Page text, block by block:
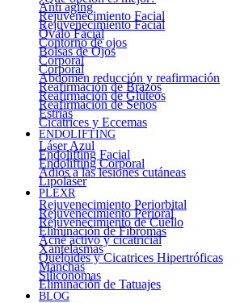
Anti aging
Rejuvenecimiento Facial
Rejuvenecimiento Facial
Óvalo Facial
Contorno de ojos
Bolsas de Ojos
Corporal
Corporal
Abdomen reducción y reafirmación
Reafirmación de Brazos
Reafirmación de Glúteos
Reafirmación de Senos
Estrías
Cicatrices y Eccemas
ENDOLIFTING
Láser Azul
Endolifting Facial
Endolifting Corporal
Adiós a las lesiones cutáneas
Lipoláser
PLEXR
Rejuvenecimiento Periorbital
Rejuvenecimiento Perioral
Rejuvenecimiento de Cuello
Eliminación de Fibromas
Acné activo y cicatricial
Xantelasmas
Queloides y Cicatrices Hipertróficas
Manchas
Siliconomas
Eliminación de Tatuajes
BLOG